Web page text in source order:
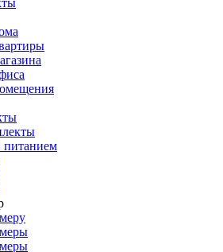
питанием